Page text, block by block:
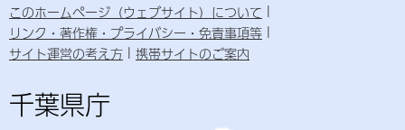
このホームページ（ウェブサイト）について
リンク・著作権・プライバシー・免責事項等
サイト運営の考え方
携帯サイトのご案内
千葉県庁